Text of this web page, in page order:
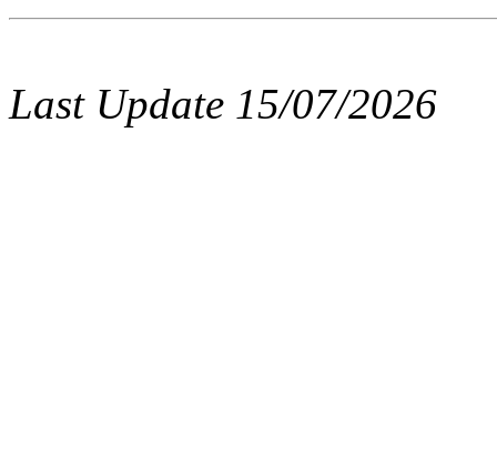
Last Update 15/07/2026